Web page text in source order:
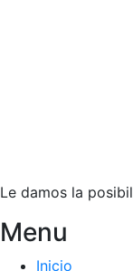
Le damos la
Menu
Inicio